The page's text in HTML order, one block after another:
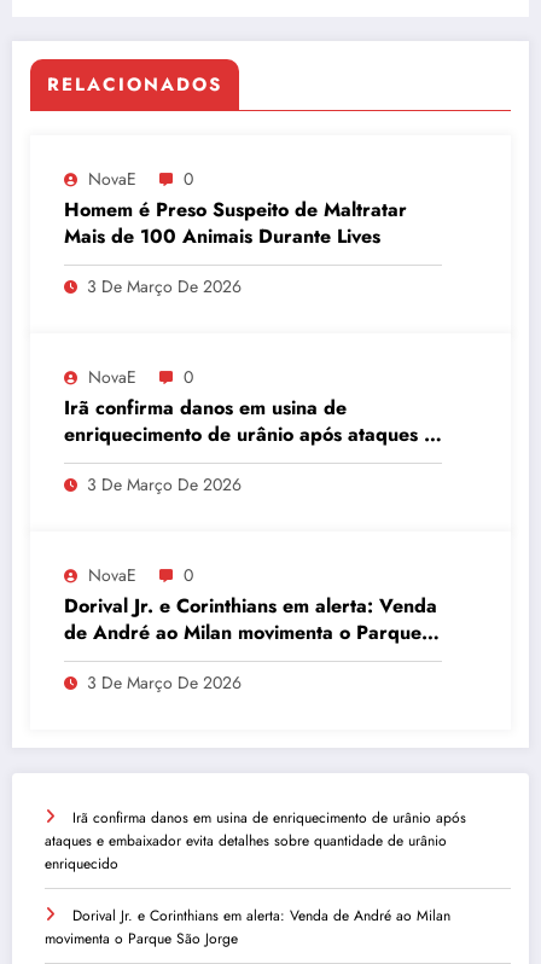
RELACIONADOS
NovaE 0
Homem é Preso Suspeito de Maltratar
Mais de 100 Animais Durante Lives
3 De Março De 2026
NovaE 0
Irã confirma danos em usina de
enriquecimento de urânio após ataques e
embaixador evita detalhes sobre
quantidade de urânio enriquecido
3 De Março De 2026
NovaE 0
Dorival Jr. e Corinthians em alerta: Venda
de André ao Milan movimenta o Parque
São Jorge
3 De Março De 2026
Irã confirma danos em usina de enriquecimento de urânio após
ataques e embaixador evita detalhes sobre quantidade de urânio
enriquecido
Dorival Jr. e Corinthians em alerta: Venda de André ao Milan
movimenta o Parque São Jorge